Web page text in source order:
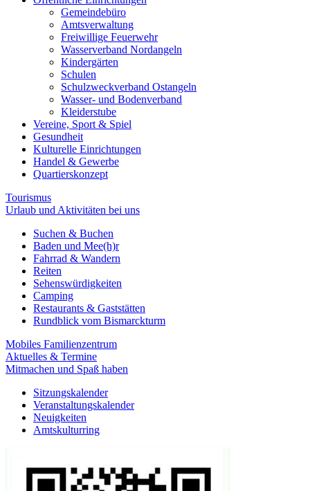
Gemeindebüro
Amtsverwaltung
Freiwillige Feuerwehr
Wasserverband Nordangeln
Kindergärten
Schulen
Schulzweckverband Ostangeln
Wasser- und Bodenverband
Kleiderstube
Vereine, Sport & Spiel
Gesundheit
Kulturelle Einrichtungen
Handel & Gewerbe
Quartierskonzept
Tourismus
Urlaub und Aktivitäten bei uns
Suchen & Buchen
Baden und Mee(h)r
Fahrrad & Wandern
Reiten
Sehenswürdigkeiten
Camping
Restaurants & Gaststätten
Rundblick vom Bismarckturm
Mobiles Familienzentrum
Aktuelles & Termine
Mitmachen und Spaß haben
Sitzungskalender
Veranstaltungskalender
Neuigkeiten
Amtskulturring